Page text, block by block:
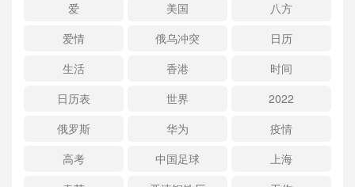
爱
美国
八方
爱情
俄乌冲突
日历
生活
香港
时间
日历表
世界
2022
俄罗斯
华为
疫情
高考
中国足球
上海